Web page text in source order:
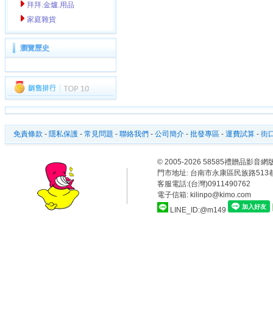
拜拜.金爐.用品
家庭雜貨
瀏覽歷史
免責條款 - 隱私保護 - 常見問題 - 聯絡我們 - 公司簡介 - 批發專區 - 運費試算 - 街
© 2005-2026 58585禮贈品影音網
門市地址: 台南市永康區民族路513
客服電話:(台灣)0911490762
電子信箱: kilinpo@kimo.com
LINE_ID:@m149